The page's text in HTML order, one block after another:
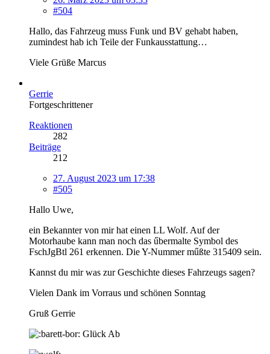
#504
Hallo, das Fahrzeug muss Funk und BV gehabt haben,
zumindest hab ich Teile der Funkausstattung…
Viele Grüße Marcus
Gerrie
Fortgeschrittener
Reaktionen
282
Beiträge
212
27. August 2023 um 17:38
#505
Hallo Uwe,
ein Bekannter von mir hat einen LL Wolf. Auf der
Motorhaube kann man noch das űbermalte Symbol des
FschJgBtl 261 erkennen. Die Y-Nummer műßte 315409 sein.
Kannst du mir was zur Geschichte dieses Fahrzeugs sagen?
Vielen Dank im Vorraus und schönen Sonntag
Gruß Gerrie
Glück Ab